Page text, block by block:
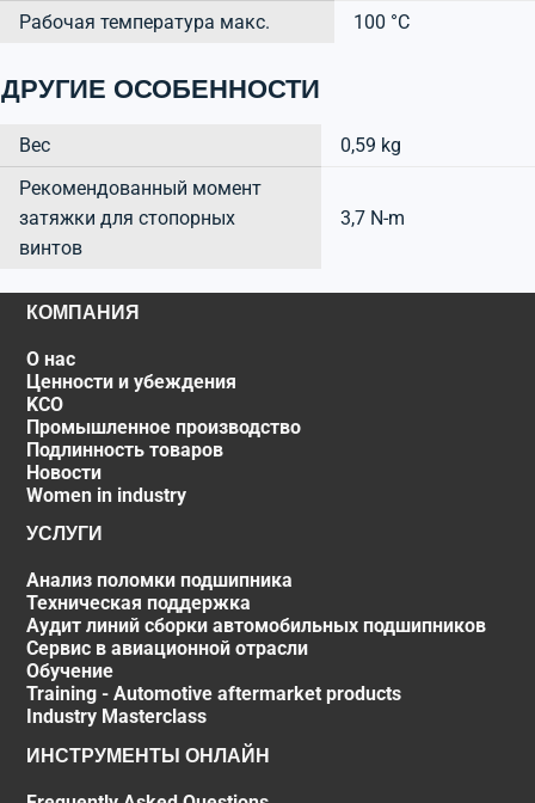
Рабочая температура макс.
100 °C
ДРУГИЕ ОСОБЕННОСТИ
Вес
0,59 kg
Рекомендованный момент
затяжки для стопорных
винтов
3,7 N-m
КОМПАНИЯ
О нас
Ценности и убеждения
KCO
Промышленное производство
Подлинность товаров
Новости
Women in industry
УСЛУГИ
Анализ поломки подшипника
Техническая поддержка
Аудит линий сборки автомобильных подшипников
Сервис в авиационной отрасли
Обучение
Training - Automotive aftermarket products
Industry Masterclass
ИНСТРУМЕНТЫ ОНЛАЙН